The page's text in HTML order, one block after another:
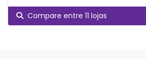
Compare entre 11 lojas